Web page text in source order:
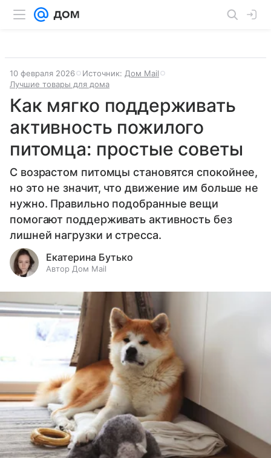
10 февраля 2026 Источник: Дом Mail
Лучшие товары для дома
Как мягко поддерживать
активность пожилого
питомца: простые советы
С возрастом питомцы становятся спокойнее,
но это не значит, что движение им больше не
нужно. Правильно подобранные вещи
помогают поддерживать активность без
лишней нагрузки и стресса.
Екатерина Бутько
Автор Дом Mail